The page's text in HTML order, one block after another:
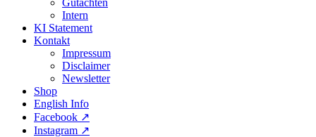
Intern
KI Statement
Kontakt
Impressum
Disclaimer
Newsletter
Shop
English Info
Facebook ↗︎
Instagram ↗︎